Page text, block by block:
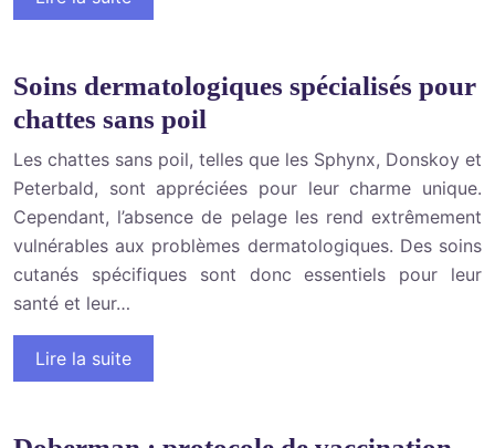
Soins dermatologiques spécialisés pour
chattes sans poil
Les chattes sans poil, telles que les Sphynx, Donskoy et
Peterbald, sont appréciées pour leur charme unique.
Cependant, l’absence de pelage les rend extrêmement
vulnérables aux problèmes dermatologiques. Des soins
cutanés spécifiques sont donc essentiels pour leur
santé et leur…
Lire la suite